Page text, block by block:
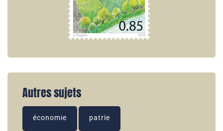
Autres sujets
économie patrie